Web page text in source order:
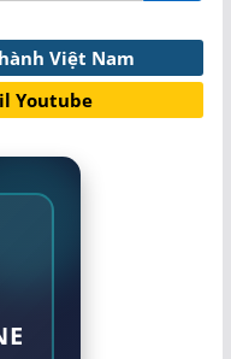
Việt Nam
Youtube